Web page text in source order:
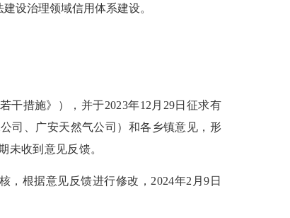
设治理领域信用体系建设。
干措施》），并于2023年12月29日征求有
司、广安天然气公司）和各乡镇意见，形
未收到意见反馈。
，根据意见反馈进行修改，2024年2月9日